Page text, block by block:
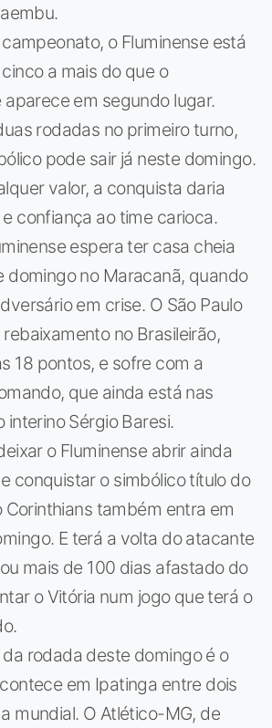
o Fluminense está
a mais do que o
aparece em segundo lugar.
rodadas no primeiro turno,
pode sair já neste domingo.
valor, a conquista daria
confiança ao time carioca.
espera ter casa cheia
domingo no Maracanã, quando
em crise. O São Paulo
no Brasileirão,
18 pontos, e sofre com a
que ainda está nas
interino Sérgio Baresi.
o Fluminense abrir ainda
conquistar o simbólico título do
Corinthians também entra em
E terá a volta do atacante
mais de 100 dias afastado do
o Vitória num jogo que terá o
rodada deste domingo é o
em Ipatinga entre dois
mundial. O Atlético-MG, de